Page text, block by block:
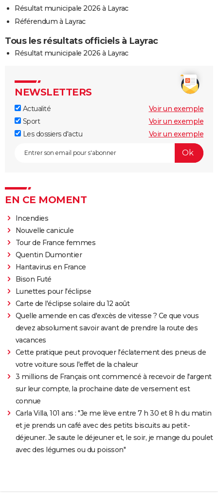
Résultat municipale 2026 à Layrac
Référendum à Layrac
Tous les résultats officiels à Layrac
Résultat municipale 2026 à Layrac
NEWSLETTERS
Actualité
Voir un exemple
Sport
Voir un exemple
Les dossiers d'actu
Voir un exemple
EN CE MOMENT
Incendies
Nouvelle canicule
Tour de France femmes
Quentin Dumontier
Hantavirus en France
Bison Futé
Lunettes pour l'éclipse
Carte de l'éclipse solaire du 12 août
Quelle amende en cas d'excès de vitesse ? Ce que vous
devez absolument savoir avant de prendre la route des
vacances
Cette pratique peut provoquer l'éclatement des pneus de
votre voiture sous l'effet de la chaleur
3 millions de Français ont commencé à recevoir de l'argent
sur leur compte, la prochaine date de versement est
connue
Carla Villa, 101 ans : "Je me lève entre 7 h 30 et 8 h du matin
et je prends un café avec des petits biscuits au petit-
déjeuner. Je saute le déjeuner et, le soir, je mange du poulet
avec des légumes ou du poisson"